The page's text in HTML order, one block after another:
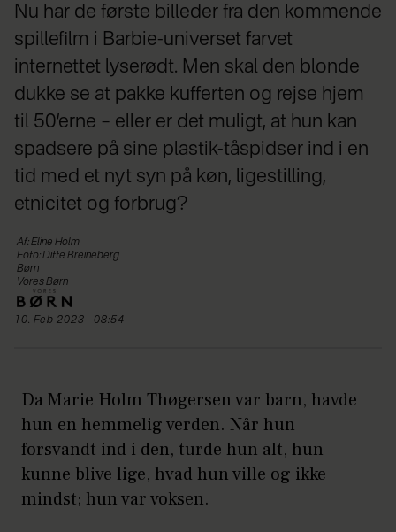
Nu har de første billeder fra den kommende
spillefilm i Barbie-universet farvet
internettet lyserødt. Men skal den blonde
dukke se at pakke kufferten og rejse hjem
til 50’erne – eller er det muligt, at hun kan
spadsere på sine plastik-tåspidser ind i en
tid med et nyt syn på køn, ligestilling,
etnicitet og forbrug?
Af: Eline Holm
Foto: Ditte Breineberg
Børn
Vores Børn
10. Feb 2023 - 08:54
Da Marie Holm Thøgersen var barn, havde
hun en hemmelig verden. Når hun
forsvandt ind i den, turde hun alt, hun
kunne blive lige, hvad hun ville og ikke
mindst; hun var voksen.